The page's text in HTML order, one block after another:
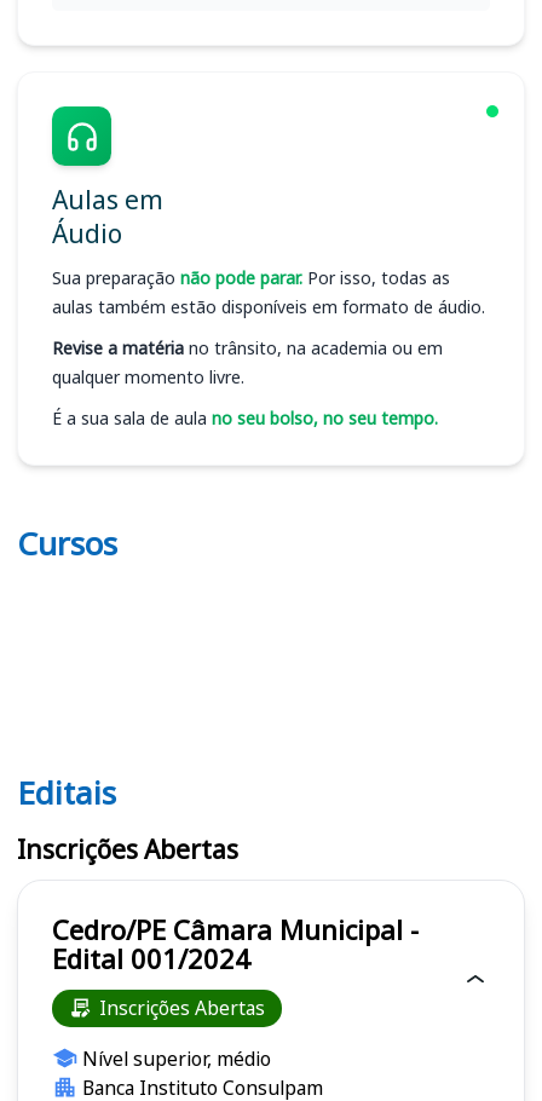
Aulas em
Áudio
Sua preparação não pode parar. Por isso, todas as
aulas também estão disponíveis em formato de áudio.
Revise a matéria no trânsito, na academia ou em
qualquer momento livre.
É a sua sala de aula no seu bolso, no seu tempo.
Cursos
Editais
Editais
Inscrições Abertas
Cedro/PE Câmara Municipal -
Edital 001/2024
Inscrições Abertas
Nível superior, médio
Banca Instituto Consulpam